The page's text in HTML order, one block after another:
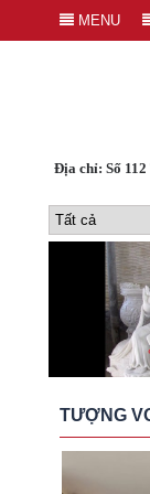
Địa chỉ: Số
MENU
TƯỢNG